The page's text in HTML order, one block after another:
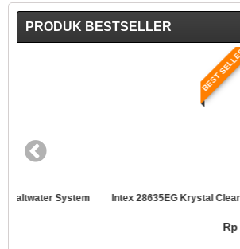
PRODUK BESTSELLER
Intex 28635EG Krystal Clear Cartridge Filter
Rp (Hubungi CS)